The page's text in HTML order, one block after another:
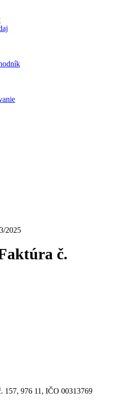
2025
č.
157, 976 11, IČO 00313769